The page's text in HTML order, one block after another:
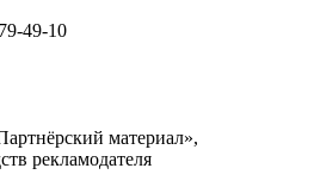
49-10
материал»,
рекламодателя